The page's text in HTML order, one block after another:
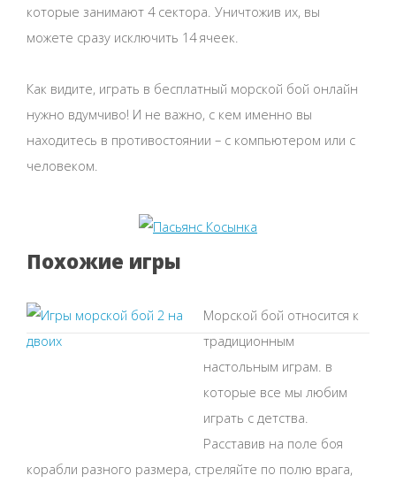
которые занимают 4 сектора. Уничтожив их, вы
можете сразу исключить 14 ячеек.
Как видите, играть в бесплатный морской бой онлайн
нужно вдумчиво! И не важно, с кем именно вы
находитесь в противостоянии – с компьютером или с
человеком.
Похожие игры
Морской бой относится к
традиционным
настольным играм. в
которые все мы любим
играть с детства.
Расставив на поле боя
корабли разного размера, стреляйте по полю врага,